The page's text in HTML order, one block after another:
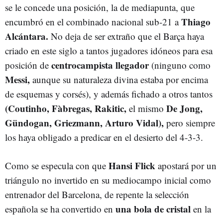
se le concede una posición, la de mediapunta, que
encumbró en el combinado nacional sub-21 aThiago
Alcántara. No deja de ser extraño que el Barça haya
criado en este siglo a tantos jugadores idóneos para esa
posición de centrocampista llegador(ninguno como
Messi, aunque su naturaleza divina estaba por encima
de esquemas y corsés), y además fichado a otros tantos
(Coutinho, Fàbregas, Rakitic, el mismo De Jong,
Gündogan, Griezmann, Arturo Vidal), pero siempre
los haya obligado a predicar en el desierto del 4-3-3.
Como se especula con que Hansi Flick apostará por un
triángulo no invertido en su mediocampo inicial como
entrenador del Barcelona, de repente la selección
española se ha convertido en una bola de cristal en la